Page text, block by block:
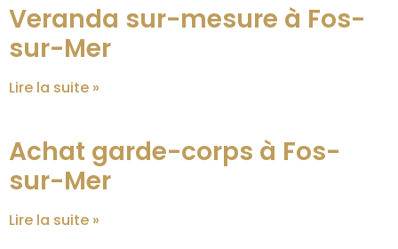
Veranda sur-mesure à Fos-
sur-Mer
Lire la suite »
Achat garde-corps à Fos-
sur-Mer
Lire la suite »